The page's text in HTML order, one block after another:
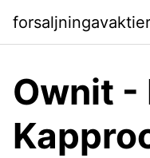
Ownit -